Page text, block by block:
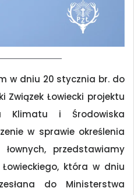
w dniu 20 stycznia br. do
Związek Łowiecki projektu
Klimatu i Środowiska
w sprawie określenia
przedstawiamy
która w dniu
do Ministerstwa